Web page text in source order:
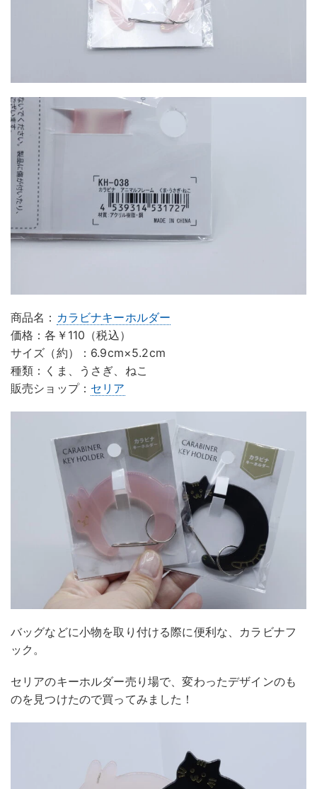
商品名： カラビナキーホルダー
価格：各￥110（税込）
サイズ（約）：6.9cm×5.2cm
種類：くま、うさぎ、ねこ
販売ショップ： セリア
バッグなどに小物を取り付ける際に便利な、カラビナフ
ック。
セリアのキーホルダー売り場で、変わったデザインのも
のを見つけたので買ってみました！